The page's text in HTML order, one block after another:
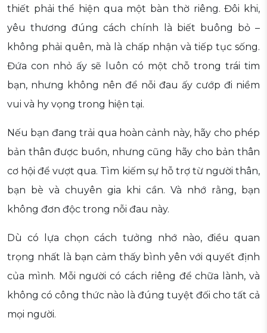
thiết phải thể hiện qua một bàn thờ riêng. Đôi khi,
yêu thương đúng cách chính là biết buông bỏ –
không phải quên, mà là chấp nhận và tiếp tục sống.
Đứa con nhỏ ấy sẽ luôn có một chỗ trong trái tim
bạn, nhưng không nên để nỗi đau ấy cướp đi niềm
vui và hy vọng trong hiện tại.
Nếu bạn đang trải qua hoàn cảnh này, hãy cho phép
bản thân được buồn, nhưng cũng hãy cho bản thân
cơ hội để vượt qua. Tìm kiếm sự hỗ trợ từ người thân,
bạn bè và chuyên gia khi cần. Và nhớ rằng, bạn
không đơn độc trong nỗi đau này.
Dù có lựa chọn cách tưởng nhớ nào, điều quan
trọng nhất là bạn cảm thấy bình yên với quyết định
của mình. Mỗi người có cách riêng để chữa lành, và
không có công thức nào là đúng tuyệt đối cho tất cả
mọi người.